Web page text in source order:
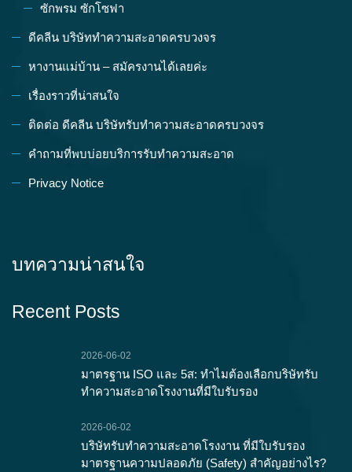
ซักพรม ซักโซฟา
ดีคลีน บริษัททำความสะอาดครบวงจร
หางานแม่บ้าน – สมัครงานได้เลยค่ะ
เรื่องราวที่น่าสนใจ
ติดต่อ ดีคลีน บริษัทรับทำความสะอาดครบวงจร
คำถามที่พบบ่อยบริการรับทำความสะอาด
Privacy Notice
บทความน่าสนใจ
Recent Posts
2026-06-02
มาตรฐาน ISO และ 5ส: ทำไมต้องเลือกบริษัทรับ
ทำความสะอาดโรงงานที่มีใบรับรอง
2026-06-02
บริษัทรับทำความสะอาดโรงงาน ที่มีใบรับรอง
มาตรฐานความปลอดภัย (Safety) สำคัญอย่างไร?